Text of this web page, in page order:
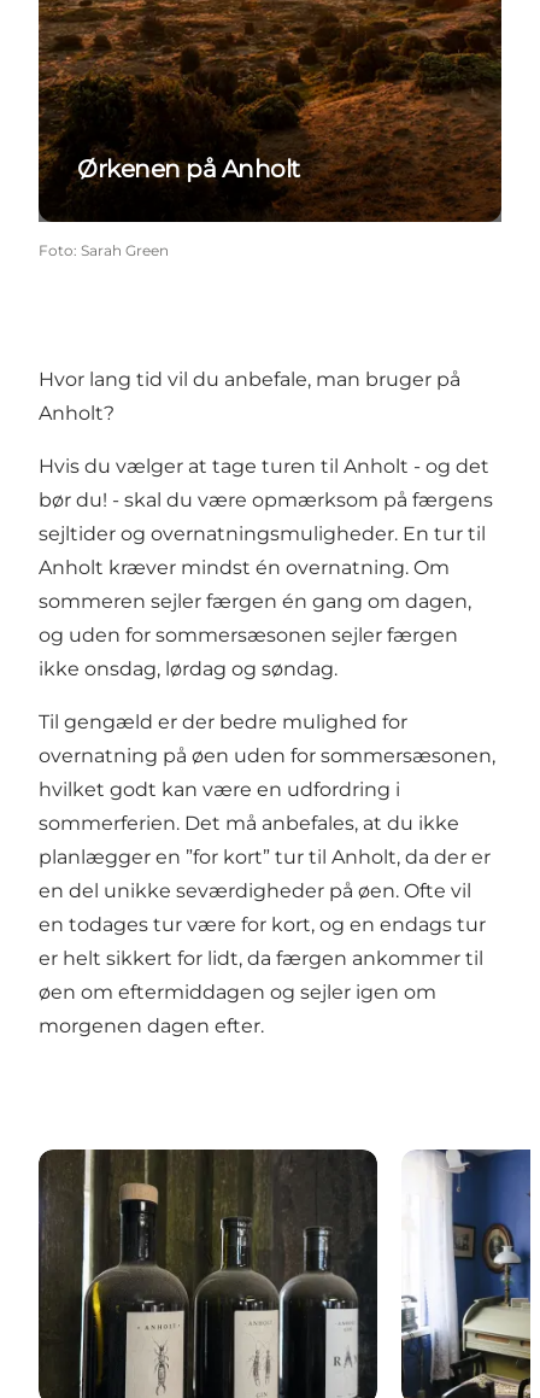
Ørkenen på Anholt
Foto: Sarah Green
Hvor lang tid vil du anbefale, man bruger på
Anholt?
Hvis du vælger at tage turen til Anholt - og det
bør du! - skal du være opmærksom på færgens
sejltider og overnatningsmuligheder. En tur til
Anholt kræver mindst én overnatning. Om
sommeren sejler færgen én gang om dagen,
og uden for sommersæsonen sejler færgen
ikke onsdag, lørdag og søndag.
Til gengæld er der bedre mulighed for
overnatning på øen uden for sommersæsonen,
hvilket godt kan være en udfordring i
sommerferien. Det må anbefales, at du ikke
planlægger en ”for kort” tur til Anholt, da der er
en del unikke seværdigheder på øen. Ofte vil
en todages tur være for kort, og en endags tur
er helt sikkert for lidt, da færgen ankommer til
øen om eftermiddagen og sejler igen om
morgenen dagen efter.
Anholt Gin Anholt